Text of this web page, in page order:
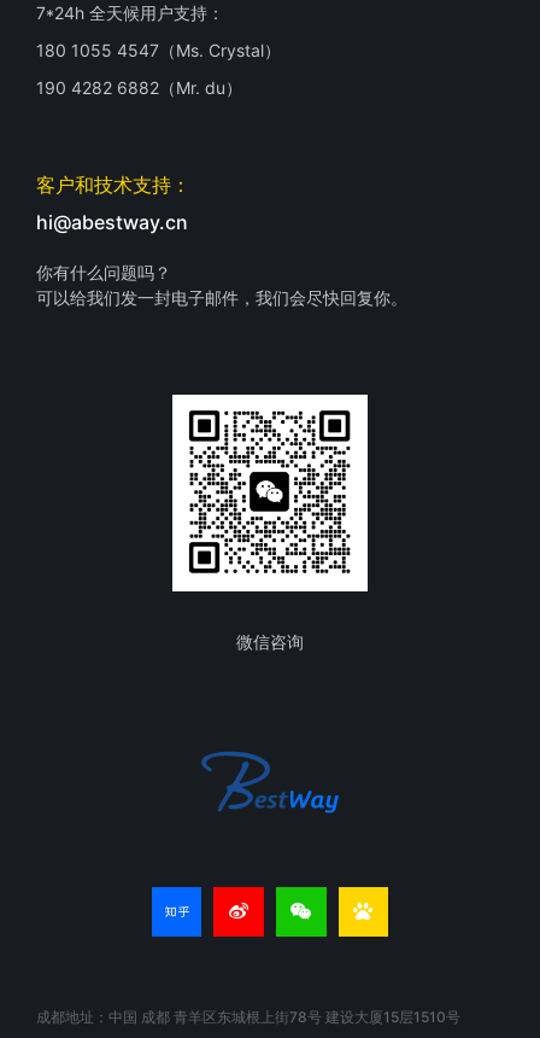
7*24h 全天候用户支持：
180 1055 4547（Ms. Crystal）
190 4282 6882（Mr. du）
客户和技术支持：
hi@abestway.cn
你有什么问题吗？
可以给我们发一封电子邮件，我们会尽快回复你。
微信咨询
成都地址：中国 成都 青羊区东城根上街78号 建设大厦15层1510号